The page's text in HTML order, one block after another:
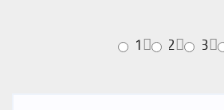
3
2
1